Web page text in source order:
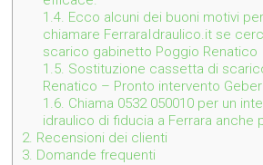
1.4. Ecco alcuni dei buoni motivi
chiamare FerraraIdraulico.it se
scarico gabinetto Poggio Renatico
1.5. Sostituzione cassetta di
Renatico – Pronto intervento
1.6. Chiama 0532 050010 per un
idraulico di fiducia a Ferrara anche
2. Recensioni dei clienti
3. Domande frequenti